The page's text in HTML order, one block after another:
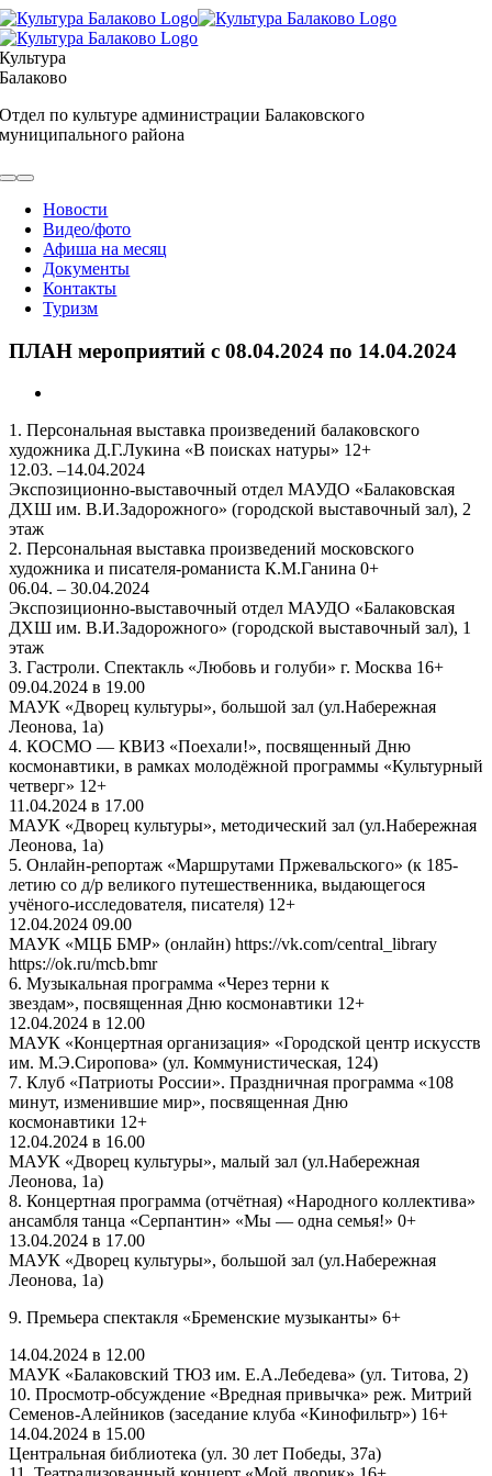
Skip
to
content
Культура
Балаково
Отдел по культуре администрации Балаковского
муниципального района
Toggle
NavigationНовости
Видео/фото
Афиша на месяц
Документы
Контакты
Туризм
ПЛАН мероприятий с 08.04.2024 по 14.04.2024
Image
1. Персональная выставка произведений балаковского
художника Д.Г.Лукина «В поисках натуры» 12+
12.03. –14.04.2024
Экспозиционно-выставочный отдел МАУДО «Балаковская
ДХШ им. В.И.Задорожного» (городской выставочный зал), 2
этаж
2. Персональная выставка произведений московского
художника и писателя-романиста К.М.Ганина 0+
06.04. – 30.04.2024
Экспозиционно-выставочный отдел МАУДО «Балаковская
ДХШ им. В.И.Задорожного» (городской выставочный зал), 1
этаж
3. Гастроли. Спектакль «Любовь и голуби» г. Москва 16+
09.04.2024 в 19.00
МАУК «Дворец культуры», большой зал (ул.Набережная
Леонова, 1а)
4. КОСМО — КВИЗ «Поехали!», посвященный Дню
космонавтики, в рамках молодёжной программы «Культурный
четверг» 12+
11.04.2024 в 17.00
МАУК «Дворец культуры», методический зал (ул.Набережная
Леонова, 1а)
5. Онлайн-репортаж «Маршрутами Пржевальского» (к 185-
летию со д/р великого путешественника, выдающегося
учёного-исследователя, писателя) 12+
12.04.2024 09.00
МАУК «МЦБ БМР» (онлайн) https://vk.com/central_library
https://ok.ru/mcb.bmr
6. Музыкальная программа «Через терни к
звездам», посвященная Дню космонавтики 12+
12.04.2024 в 12.00
МАУК «Концертная организация» «Городской центр искусств
им. М.Э.Сиропова» (ул. Коммунистическая, 124)
7. Клуб «Патриоты России». Праздничная программа «108
минут, изменившие мир», посвященная Дню
космонавтики 12+
12.04.2024 в 16.00
МАУК «Дворец культуры», малый зал (ул.Набережная
Леонова, 1а)
8. Концертная программа (отчётная) «Народного коллектива»
ансамбля танца «Серпантин» «Мы — одна семья!» 0+
13.04.2024 в 17.00
МАУК «Дворец культуры», большой зал (ул.Набережная
Леонова, 1а)
9. Премьера спектакля «Бременские музыканты» 6+
14.04.2024 в 12.00
МАУК «Балаковский ТЮЗ им. Е.А.Лебедева» (ул. Титова, 2)
10. Просмотр-обсуждение «Вредная привычка» реж. Митрий
Семенов-Алейников (заседание клуба «Кинофильтр») 16+
14.04.2024 в 15.00
Центральная библиотека (ул. 30 лет Победы, 37а)